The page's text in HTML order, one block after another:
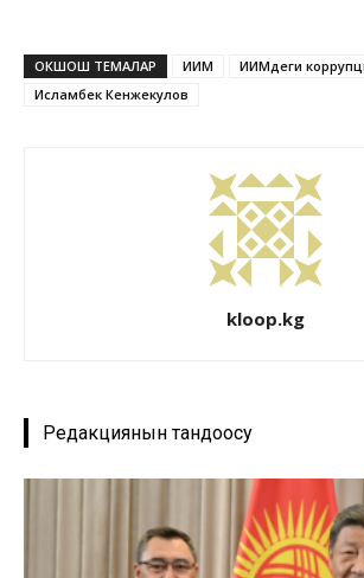
ОКШОШ ТЕМАЛАР ИИМ
ИИМдеги
Исламбек Кенжекулов
kloop.kg
Редакциянын тандоосу